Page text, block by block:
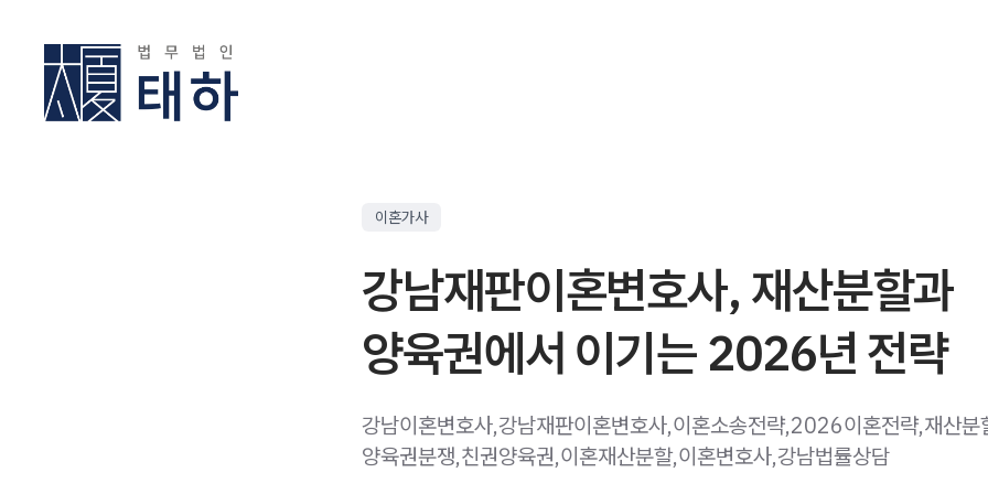
이혼가사
강남재판이혼변호사, 재산분할과
양육권에서 이기는 2026년 전략
강남이혼변호사,강남재판이혼변호사,이혼소송전략,2026이혼전략,재산분
양육권분쟁,친권양육권,이혼재산분할,이혼변호사,강남법률상담